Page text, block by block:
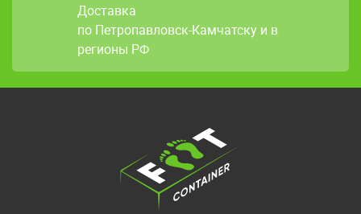
Доставка
по Петропавловск-Камчатску и в
регионы РФ